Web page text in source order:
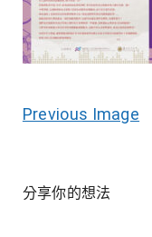
Previous Image
分享你的想法